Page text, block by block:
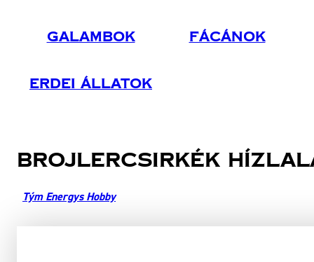
Galambok Fácánok
Erdei Állatok
Brojlercsirkék
Tým Energys Hobby